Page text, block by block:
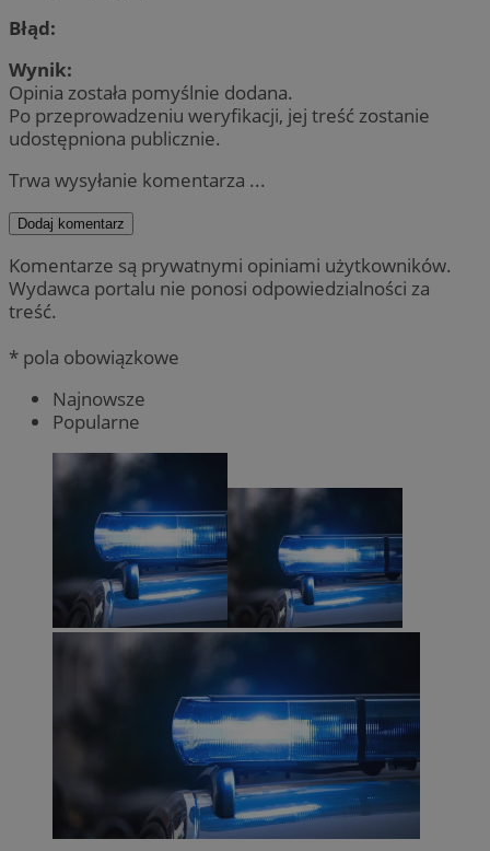
Błąd:
Wynik:
Opinia została pomyślnie dodana.
Po przeprowadzeniu weryfikacji, jej treść zostanie
udostępniona publicznie.
Trwa wysyłanie komentarza ...
Dodaj komentarz
Komentarze są prywatnymi opiniami użytkowników.
Wydawca portalu nie ponosi odpowiedzialności za
treść.
* pola obowiązkowe
Najnowsze
Popularne